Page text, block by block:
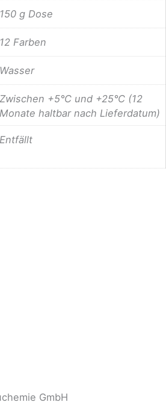
150 g Dose
12 Farben
Wasser
Zwischen +5°C und +25°C (12
Monate haltbar nach Lieferdatum)
Entfällt
GmbH